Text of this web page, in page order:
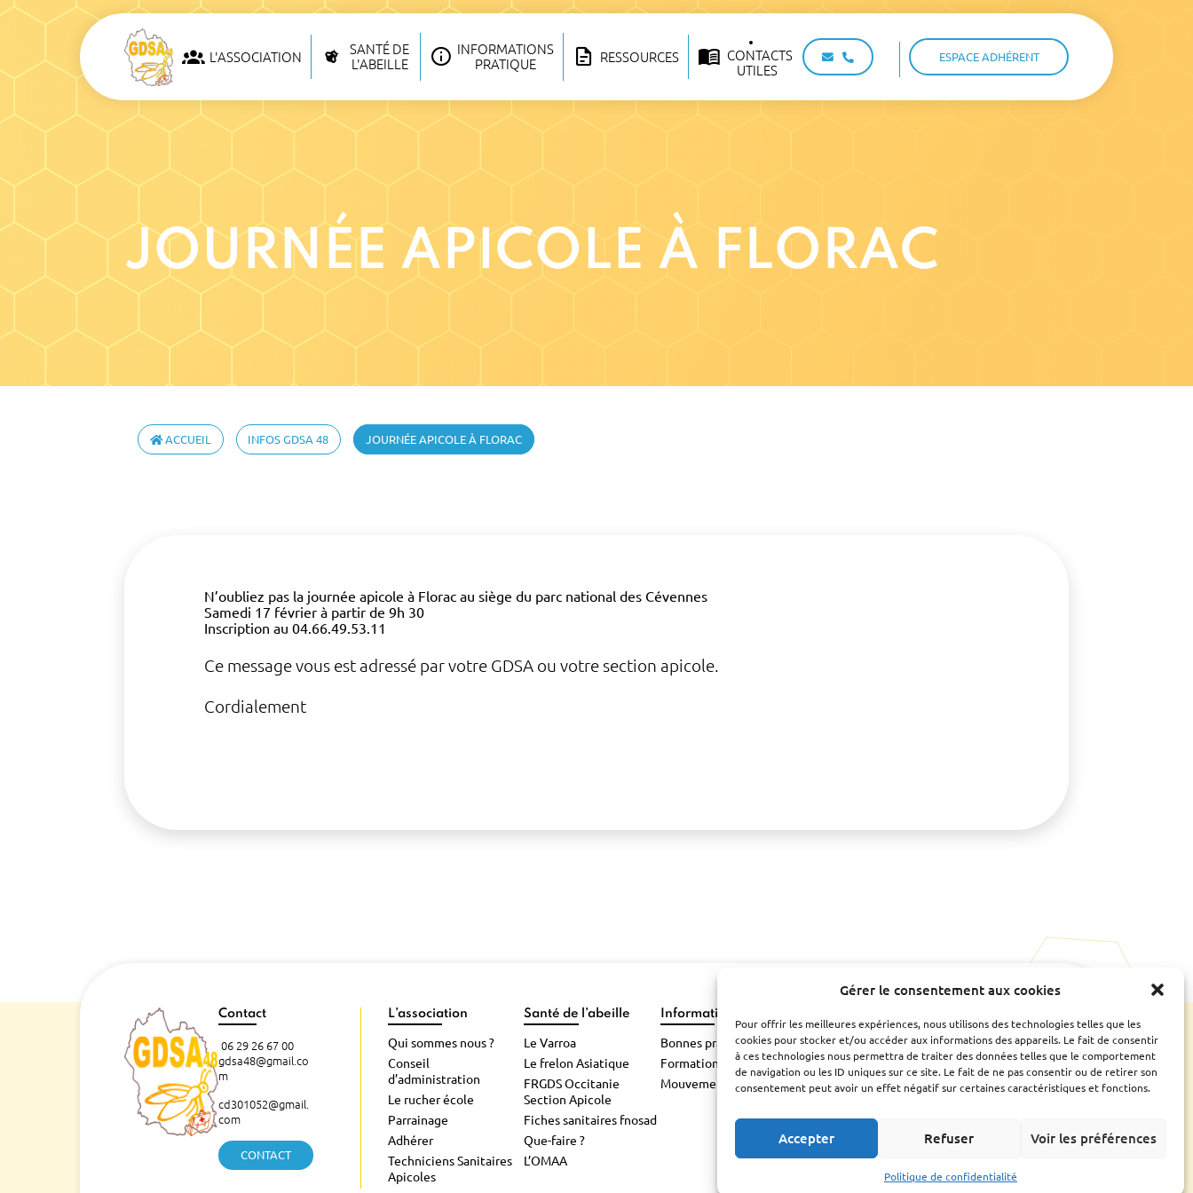
Gérer le consentement aux cookies
Pour offrir les meilleures expériences, nous utilisons des technologies telles que les
cookies pour stocker et/ou accéder aux informations des appareils. Le fait de consentir
à ces technologies nous permettra de traiter des données telles que le comportement
de navigation ou les ID uniques sur ce site. Le fait de ne pas consentir ou de retirer son
consentement peut avoir un effet négatif sur certaines caractéristiques et fonctions.
Accepter Refuser Voir les préférences
Politique de confidentialité
L'ASSOCIATION
SANTÉ DE
L'ABEILLE
INFORMATIONS
PRATIQUE
RESSOURCES
CONTACTS
UTILES
ESPACE ADHÉRENT
JOURNÉE APICOLE À FLORAC
ACCUEIL INFOS GDSA 48 JOURNÉE APICOLE À FLORAC
N’oubliez pas la journée apicole à Florac au siège du parc national des Cévennes
Samedi 17 février à partir de 9h 30
Inscription au 04.66.49.53.11
Ce message vous est adressé par votre GDSA ou votre section apicole.
Cordialement
Contact
06 29 26 67 00
gdsa48@gmail.co
m
cd301052@gmail.
com
CONTACT
L’association
Qui sommes nous ?
Conseil
d’administration
Le rucher école
Parrainage
Adhérer
Techniciens Sanitaires
Apicoles
Santé de l’abeille
Le Varroa
Le frelon Asiatique
FRGDS Occitanie
Section Apicole
Fiches sanitaires fnosad
Que-faire ?
L’OMAA
Informations pratique
Bonnes pratiques
Formations
Mouvements d’abeilles
Bilan
Assemblée générale
Fiches conseils et
Liens utiles
ESPACE ADHÉRENT